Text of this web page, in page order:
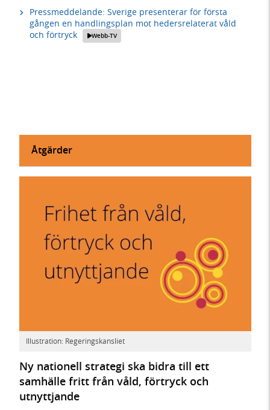
Pressmeddelande: Sverige presenterar för första
gången en handlingsplan mot hedersrelaterat våld
och förtryck
Webb-TV
Åtgärder
Illustration: Regeringskansliet
Ny nationell strategi ska bidra till ett
samhälle fritt från våld, förtryck och
utnyttjande